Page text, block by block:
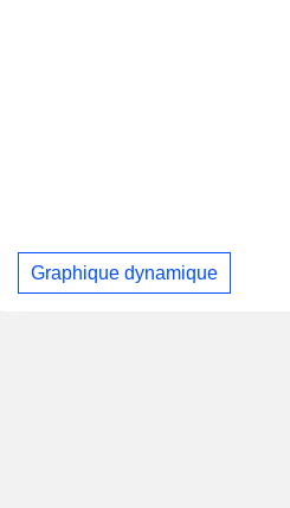
Graphique dynamique